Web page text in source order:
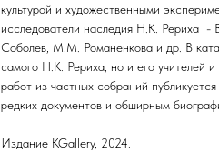
культурой и художественными
исследователи наследия Н.К. Рериха
Соболев, М.М. Романенкова и др. В
самого Н.К. Рериха, но и его учителей
работ из частных собраний
редких документов и обширным
Издание KGallery, 2024.